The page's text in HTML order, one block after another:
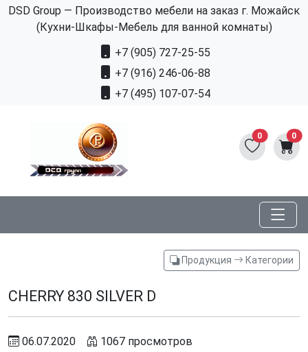
DSD Group — Производство мебели на заказ г. Можайск
(Кухни-Шкафы-Мебель для ванной комнаты)
+7 (905) 727-25-55
+7 (916) 246-06-88
+7 (495) 107-07-54
0 0
Продукция Категории
CHERRY 830 SILVER D
06.07.2020 1067 просмотров